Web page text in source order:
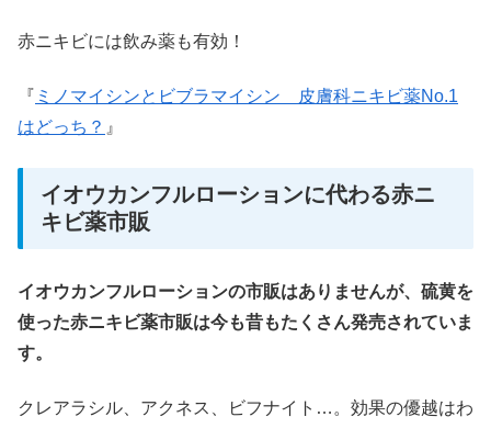
赤ニキビには飲み薬も有効！
『 ミノマイシンとビブラマイシン 皮膚科ニキビ薬No.1
はどっち？ 』
イオウカンフルローションに代わる赤ニ
キビ薬市販
イオウカンフルローションの市販はありませんが、硫黄を
使った赤ニキビ薬市販は今も昔もたくさん発売されていま
す。
クレアラシル、アクネス、ビフナイト…。効果の優越はわ